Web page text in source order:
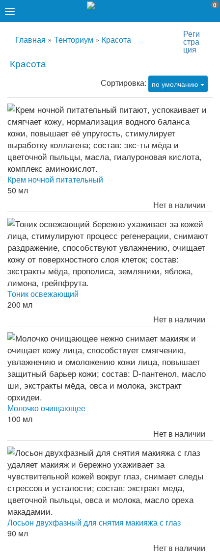
0
Реги
стра
ция
Главная » Тенториум » Красота
Красота
Сортировка: по умолчанию
Крем ночной питательный
50 мл
Нет в наличии
Тоник освежающий
200 мл
Нет в наличии
Молочко очищающее
100 мл
Нет в наличии
Лосьон двухфазный для снятия макияжа с глаз
90 мл
Нет в наличии